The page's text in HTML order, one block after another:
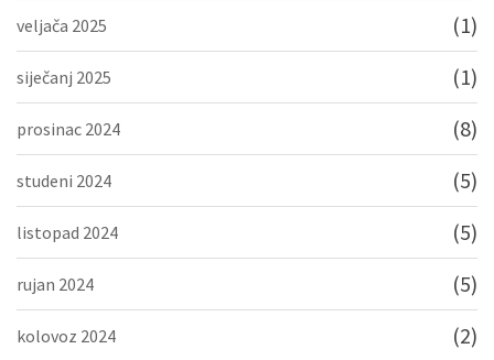
veljača 2025 (1)
siječanj 2025 (1)
prosinac 2024 (8)
studeni 2024 (5)
listopad 2024 (5)
rujan 2024 (5)
kolovoz 2024 (2)